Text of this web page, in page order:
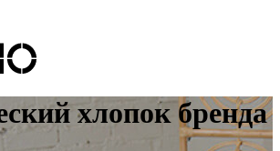
хлопок бренда